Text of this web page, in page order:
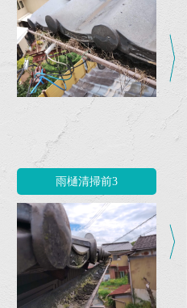
雨樋清掃前3